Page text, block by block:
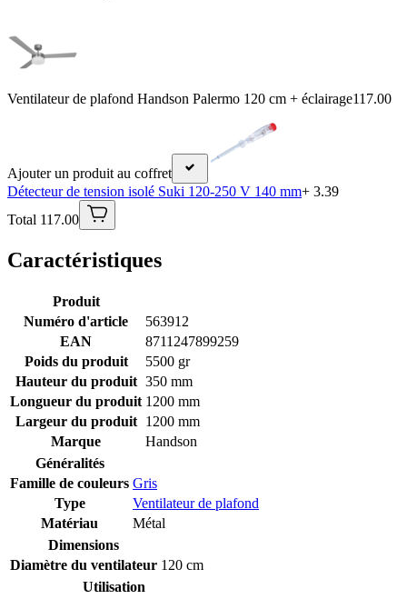
Ventilateur de plafond Handson Palermo 120 cm + éclairage117.00
Ajouter un produit au coffret
Détecteur de tension isolé Suki 120-250 V 140 mm+ 3.39
Total 117.00
Caractéristiques
Produit
Numéro d'article
563912
EAN
8711247899259
Poids du produit
5500 gr
Hauteur du produit 350 mm
Longueur du produit 1200 mm
Largeur du produit
1200 mm
Marque
Handson
Généralités
Famille de couleurs Gris
Type
Ventilateur de plafond
Matériau
Métal
Dimensions
Diamètre du ventilateur 120 cm
Utilisation